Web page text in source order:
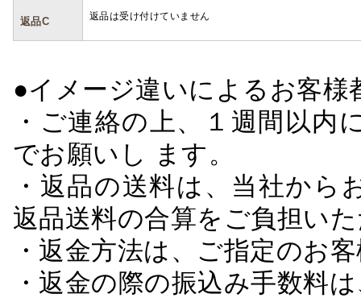
返品C 返品は受け付けていません
●イメージ違いによるお客
・ご連絡の上、１週間以
でお願いし ます。
・返品の送料は、当社か
返品送料の合算をご負担い
・返金方法は、ご指定のお
・返金の際の振込み手数料